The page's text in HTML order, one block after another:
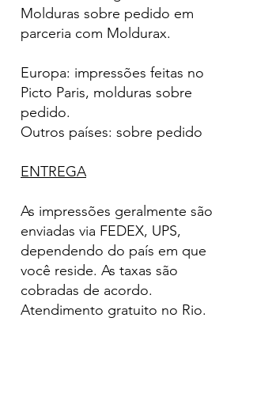
Molduras sobre pedido em
parceria com Moldurax.
Europa: impressões feitas no
Picto Paris, molduras sobre
pedido.
Outros países: sobre pedido
ENTREGA
As impressões geralmente são
enviadas via FEDEX, UPS,
dependendo do país em que
você reside. As taxas são
cobradas de acordo.
Atendimento gratuito no Rio.